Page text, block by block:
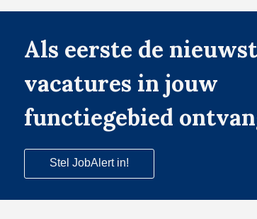
Als eerste de
vacatures in jouw
functiegebied
Stel JobAlert in!